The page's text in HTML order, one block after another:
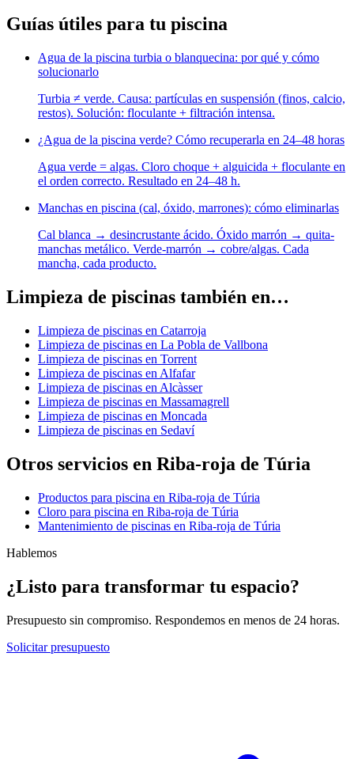
Guías útiles para tu piscina
Agua de la piscina turbia o blanquecina: por qué y cómo
solucionarlo
Turbia ≠ verde. Causa: partículas en suspensión (finos, calcio,
restos). Solución: floculante + filtración intensa.
¿Agua de la piscina verde? Cómo recuperarla en 24–48 horas
Agua verde = algas. Cloro choque + alguicida + floculante en
el orden correcto. Resultado en 24–48 h.
Manchas en piscina (cal, óxido, marrones): cómo eliminarlas
Cal blanca → desincrustante ácido. Óxido marrón → quita-
manchas metálico. Verde-marrón → cobre/algas. Cada
mancha, cada producto.
Limpieza de piscinas también en…
Limpieza de piscinas en Catarroja
Limpieza de piscinas en La Pobla de Vallbona
Limpieza de piscinas en Torrent
Limpieza de piscinas en Alfafar
Limpieza de piscinas en Alcàsser
Limpieza de piscinas en Massamagrell
Limpieza de piscinas en Moncada
Limpieza de piscinas en Sedaví
Otros servicios en Riba-roja de Túria
Productos para piscina en Riba-roja de Túria
Cloro para piscina en Riba-roja de Túria
Mantenimiento de piscinas en Riba-roja de Túria
Hablemos
¿Listo para transformar tu espacio?
Presupuesto sin compromiso. Respondemos en menos de 24 horas.
Solicitar presupuesto